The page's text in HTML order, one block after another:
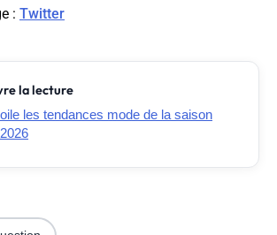
: Twitter
la lecture
les tendances mode de la saison